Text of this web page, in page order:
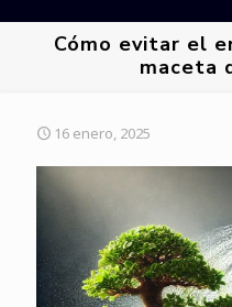
Cómo evitar el
maceta
16 enero, 2025